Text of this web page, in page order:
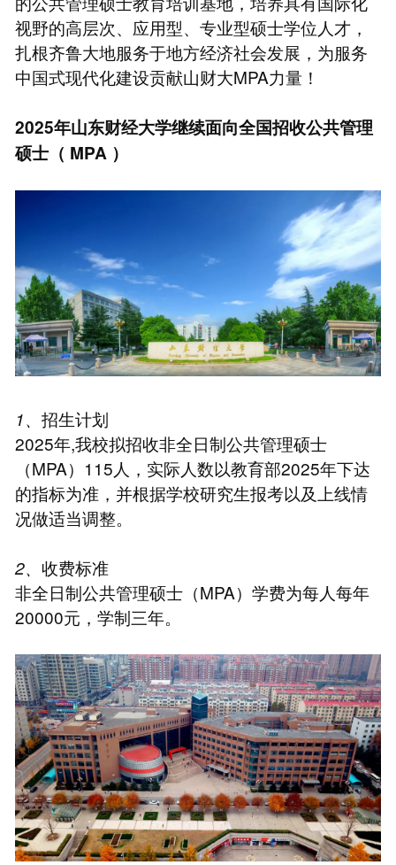
视野的高层次、应用型、专业型硕士学位人才，
扎根齐鲁大地服务于地方经济社会发展，为服务
中国式现代化建设贡献山财大MPA力量！
2025年山东财经大学继续面向全国招收公共管理
硕士（ MPA ）
1、 招生计划
2025年,我校拟招收非全日制公共管理硕士
（MPA）115人，实际人数以教育部2025年下达
的指标为准，并根据学校研究生报考以及上线情
况做适当调整。
2、 收费标准
非全日制公共管理硕士（MPA）学费为每人每年
20000元，学制三年。